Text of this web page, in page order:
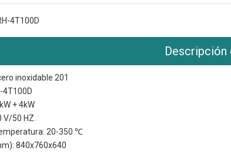
4T100D
inoxidable 201
4T100D
+ 4kW
V/50 HZ.
20-350 ℃
840x760x640